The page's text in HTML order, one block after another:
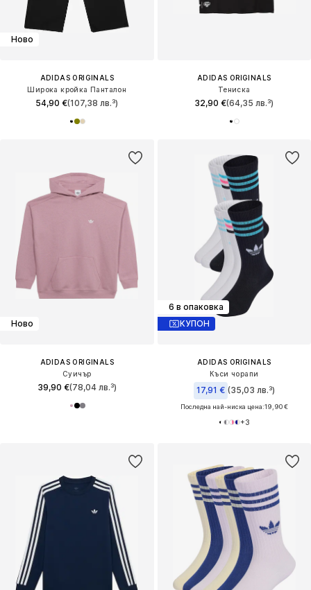
Ново
ADIDAS ORIGINALS
Широка кройка Панталон
54,90 €(107,38 лв.³)
ADIDAS ORIGINALS
Тениска
32,90 €(64,35 лв.³)
Ново
ADIDAS ORIGINALS
Суичър
39,90 €(78,04 лв.³)
6 в опаковка
КУПОН
ADIDAS ORIGINALS
Къси чорапи
17,91 € (35,03 лв.³)
Последна най-ниска цена:19,90 €
+3